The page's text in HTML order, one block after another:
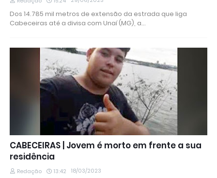
Dos 14.785 mil metros de extensão da estrada que liga
Cabeceiras até a divisa com Unaí (MG), a…
CABECEIRAS | Jovem é morto em frente a sua
residência
Redação 13:42 18/03/2023